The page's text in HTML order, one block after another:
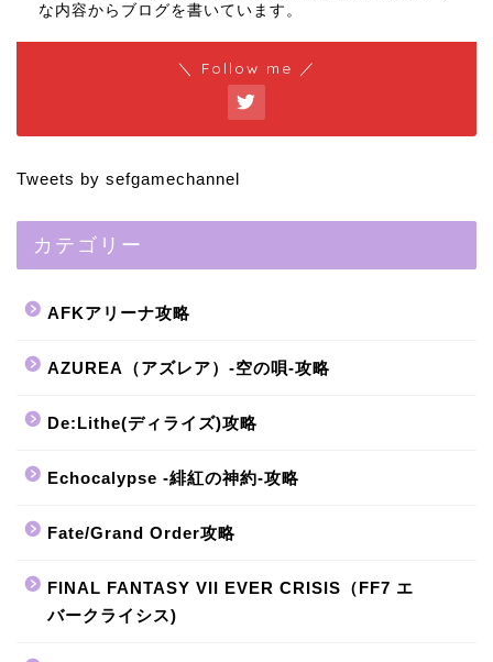
な内容からブログを書いています。
＼ Follow me ／
Tweets by sefgamechannel
カテゴリー
AFKアリーナ攻略
AZUREA（アズレア）-空の唄-攻略
De:Lithe(ディライズ)攻略
Echocalypse -緋紅の神約-攻略
Fate/Grand Order攻略
FINAL FANTASY VII EVER CRISIS（FF7 エ
バークライシス)